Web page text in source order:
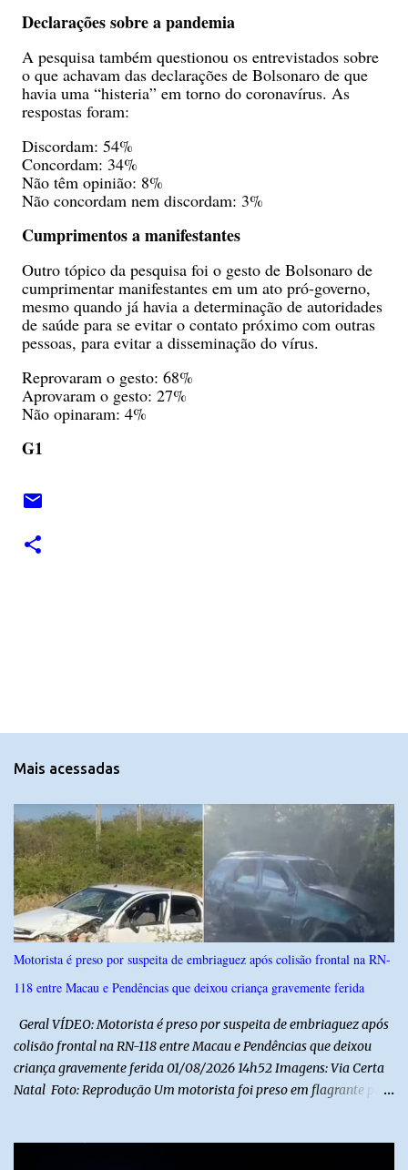
Declarações sobre a pandemia
A pesquisa também questionou os entrevistados sobre
o que achavam das declarações de Bolsonaro de que
havia uma “histeria” em torno do coronavírus. As
respostas foram:
Discordam: 54%
Concordam: 34%
Não têm opinião: 8%
Não concordam nem discordam: 3%
Cumprimentos a manifestantes
Outro tópico da pesquisa foi o gesto de Bolsonaro de
cumprimentar manifestantes em um ato pró-governo,
mesmo quando já havia a determinação de autoridades
de saúde para se evitar o contato próximo com outras
pessoas, para evitar a disseminação do vírus.
Reprovaram o gesto: 68%
Aprovaram o gesto: 27%
Não opinaram: 4%
G1
n
r
i
o
s
Mais acessadas
Motorista é preso por suspeita de embriaguez após colisão frontal na RN-
118 entre Macau e Pendências que deixou criança gravemente ferida
Geral VÍDEO: Motorista é preso por suspeita de embriaguez após
colisão frontal na RN-118 entre Macau e Pendências que deixou
criança gravemente ferida 01/08/2026 14h52 Imagens: Via Certa
Natal Foto: Reprodução Um motorista foi preso em flagrante por